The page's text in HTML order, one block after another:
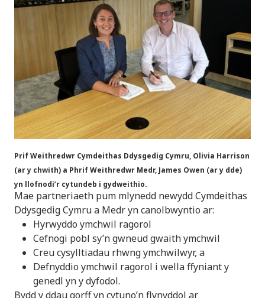
Prif Weithredwr Cymdeithas Ddysgedig Cymru, Olivia Harrison
(ar y chwith) a Phrif Weithredwr Medr, James Owen (ar y dde)
yn llofnodi’r cytundeb i gydweithio.
Mae partneriaeth pum mlynedd newydd Cymdeithas
Ddysgedig Cymru a Medr yn canolbwyntio ar:
Hyrwyddo ymchwil ragorol
Cefnogi pobl sy’n gwneud gwaith ymchwil
Creu cysylltiadau rhwng ymchwilwyr, a
Defnyddio ymchwil ragorol i wella ffyniant y
genedl yn y dyfodol.
Bydd y ddau gorff yn cytuno’n flynyddol ar